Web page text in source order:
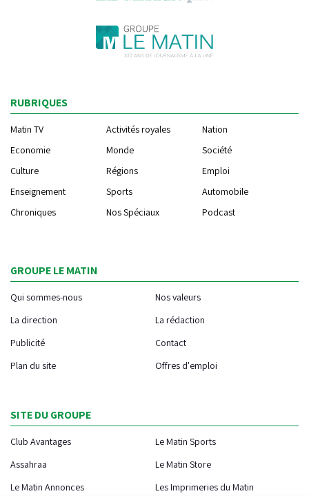
RUBRIQUES
Matin TV Activités royales
Nation
Economie
Monde
Société
Culture
Régions
Emploi
Enseignement
Sports
Automobile
Chroniques
Nos Spéciaux Podcast
GROUPE LE MATIN
Qui sommes-nous
Nos valeurs
La direction
La rédaction
Publicité
Contact
Plan du site
Offres d'emploi
SITE DU GROUPE
Club Avantages
Le Matin Sports
Assahraa
Le Matin Store
Le Matin Annonces
Les Imprimeries du Matin